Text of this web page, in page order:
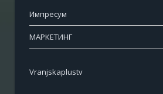
Импресум
МАРКЕТИНГ
Vranjskaplustv